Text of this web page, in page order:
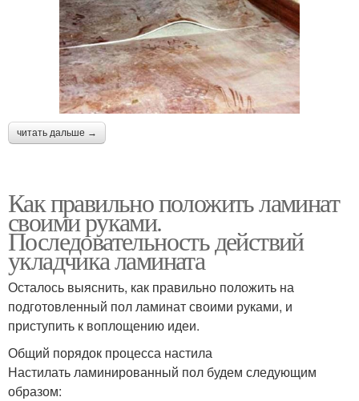
читать дальше →
Как правильно положить ламинат
своими руками.
Последовательность действий
укладчика ламината
Осталось выяснить, как правильно положить на
подготовленный пол ламинат своими руками, и
приступить к воплощению идеи.
Общий порядок процесса настила
Настилать ламинированный пол будем следующим
образом: